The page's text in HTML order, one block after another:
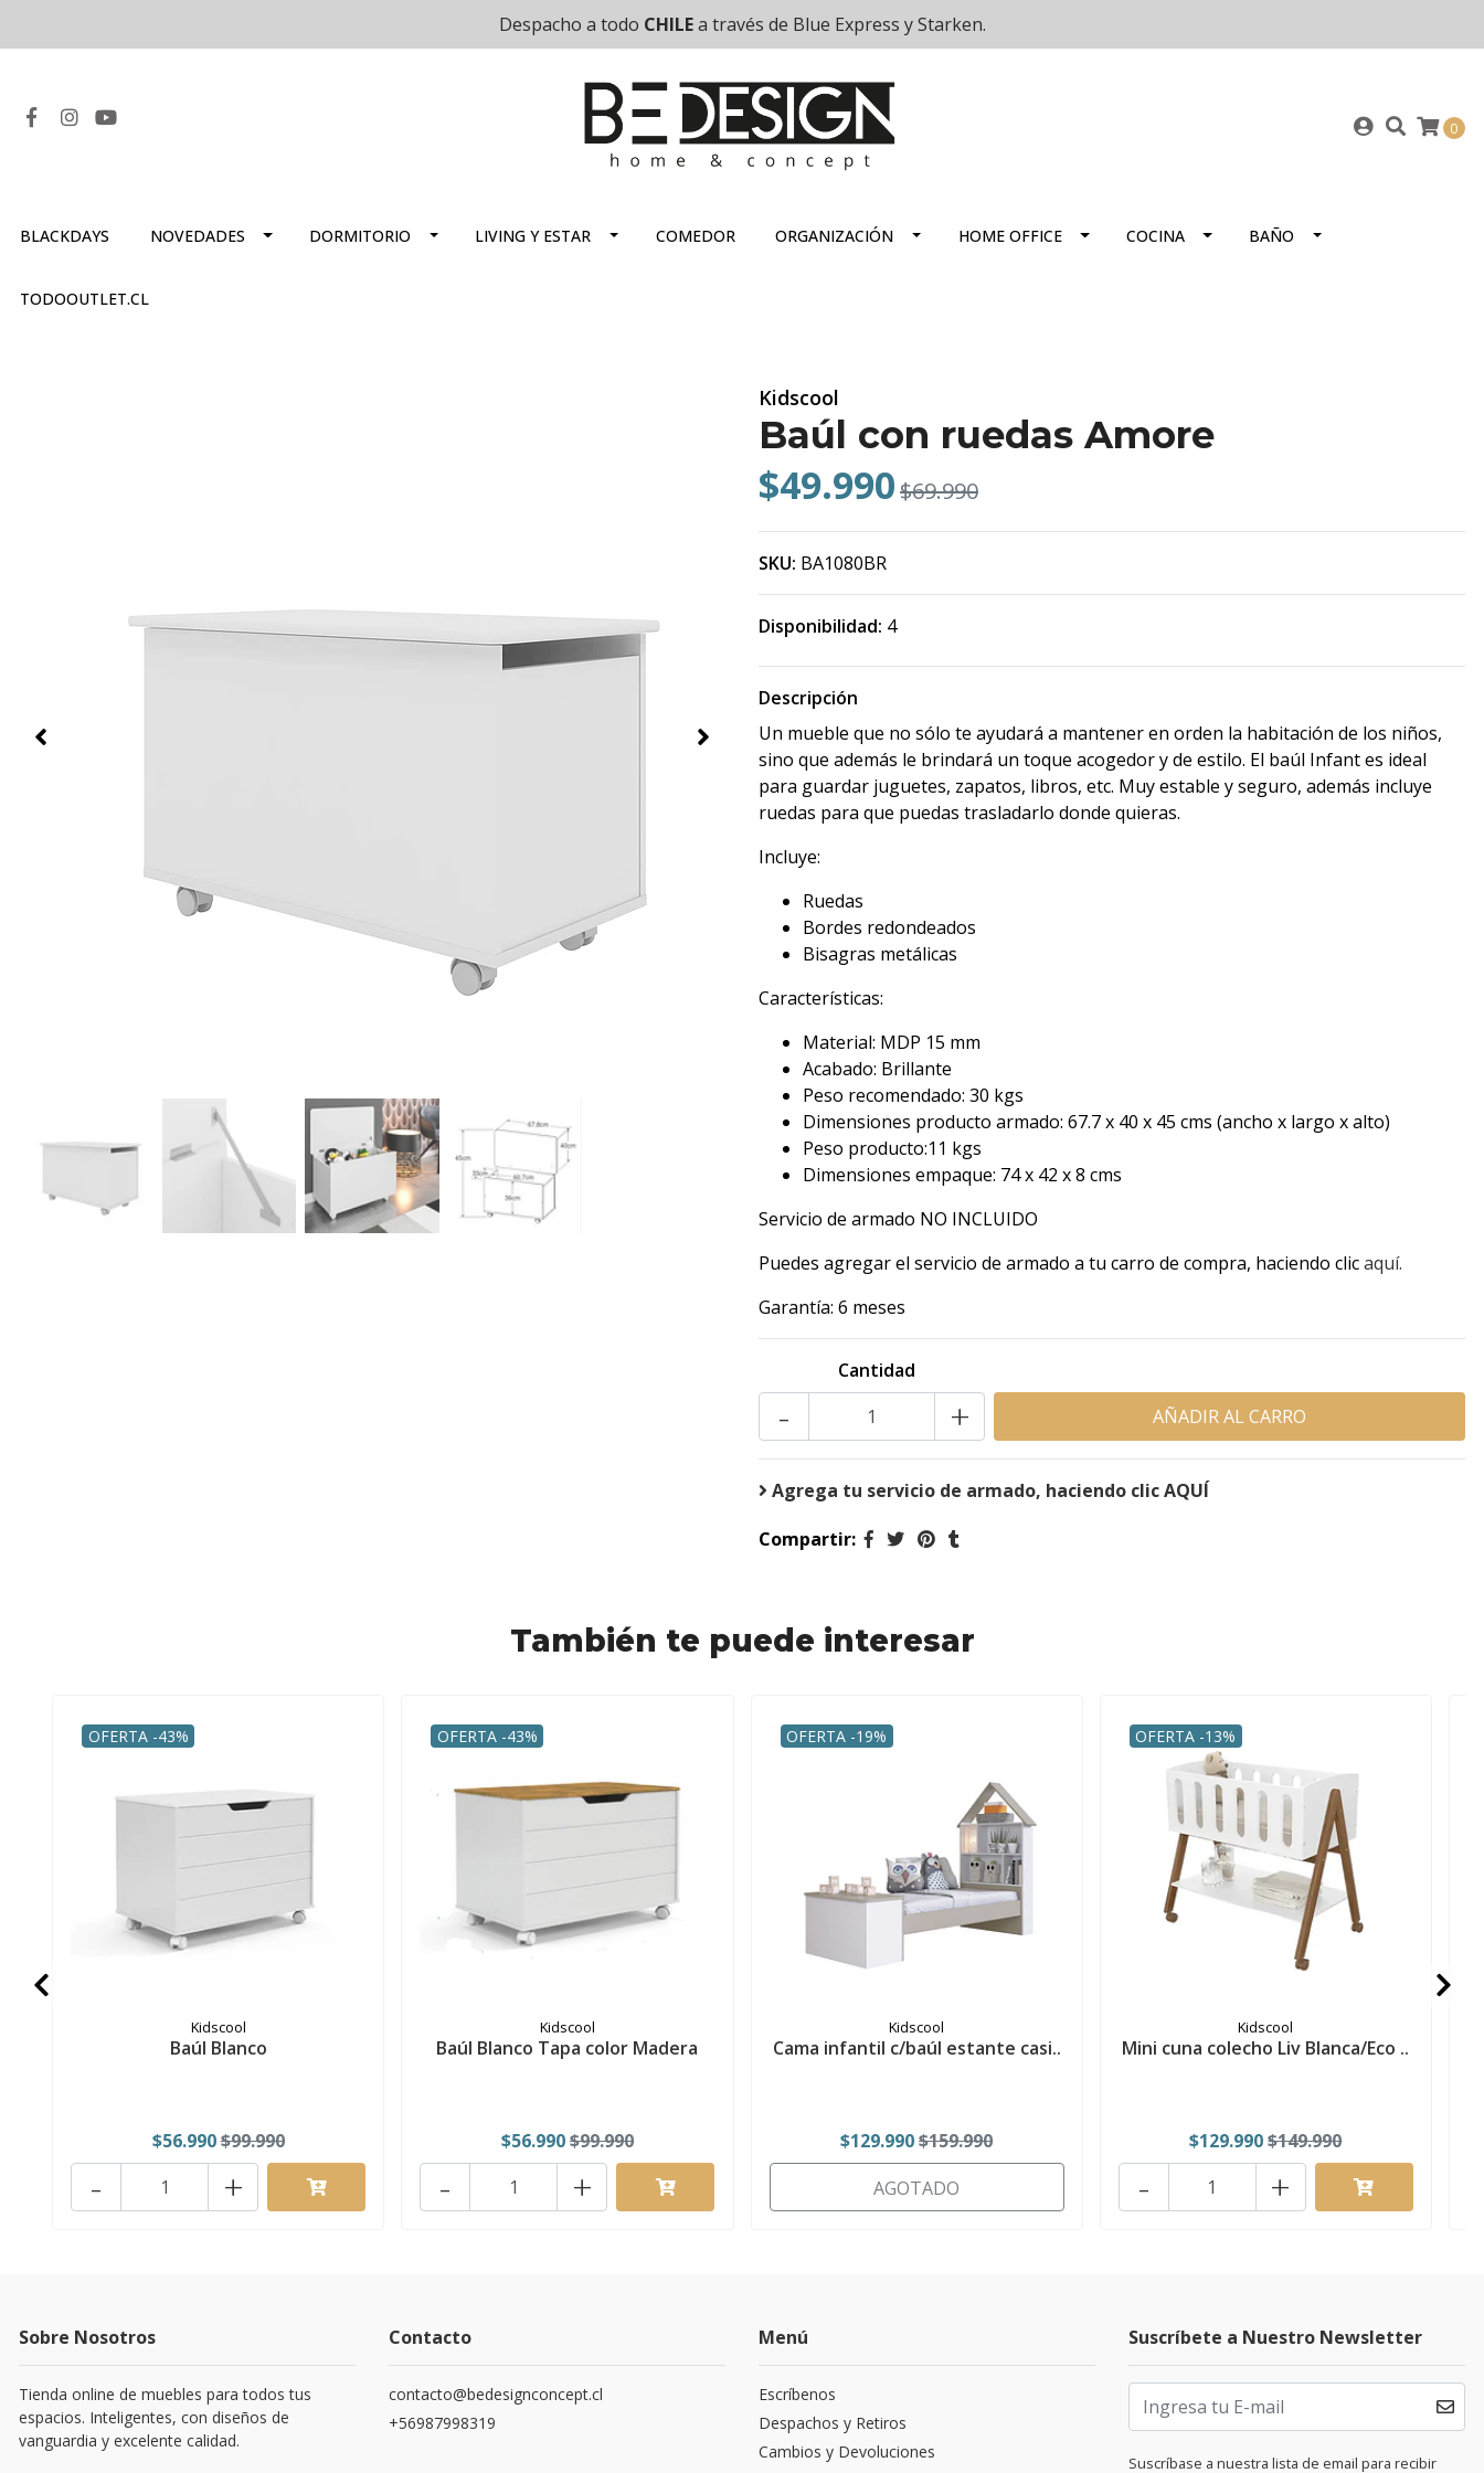
Despacho a todo CHILEa través de Blue Express y Starken.
0
BLACKDAYS NOVEDADES DORMITORIO LIVING Y ESTAR COMEDOR ORGANIZACIÓN HOME OFFICE COCINA BAÑO
TODOOUTLET.CL
Kidscool
Baúl con ruedas Amore
$49.990$69.990
SKU: BA1080BR
Disponibilidad: 4
Descripción
Un mueble que no sólo te ayudará a mantener en orden la habitación de los niños,
sino que además le brindará un toque acogedor y de estilo. El baúl Infant es ideal
para guardar juguetes, zapatos, libros, etc. Muy estable y seguro, además incluye
ruedas para que puedas trasladarlo donde quieras.
Incluye:
Ruedas
Bordes redondeados
Bisagras metálicas
Características:
Material: MDP 15 mm
Acabado: Brillante
Peso recomendado: 30 kgs
Dimensiones producto armado: 67.7 x 40 x 45 cms (ancho x largo x alto)
Peso producto:11 kgs
Dimensiones empaque: 74 x 42 x 8 cms
Servicio de armado NO INCLUIDO
Puedes agregar el servicio de armado a tu carro de compra, haciendo clicaquí.
Garantía: 6 meses
Cantidad
+
-
Agrega tu servicio de armado, haciendo clic AQUÍ
Compartir:
También te puede interesar
OFERTA -43%
Kidscool
Baúl Blanco
$56.990$99.990
+
-
OFERTA -43%
Kidscool
Baúl Blanco Tapa color Madera
$56.990$99.990
+
-
OFERTA -19%
Kidscool
Cama infantil c/baúl estante casi..
$129.990$159.990
AGOTADO
OFERTA -13%
Kidscool
Mini cuna colecho Liv Blanca/Eco ..
$129.990$149.990
+
-
Sobre Nosotros
Tienda online de muebles para todos tus
espacios. Inteligentes, con diseños de
vanguardia y excelente calidad.
Contacto
contacto@bedesignconcept.cl
+56987998319
Menú
Escríbenos
Despachos y Retiros
Cambios y Devoluciones
Suscríbete a Nuestro Newsletter
Suscríbase a nuestra lista de email para recibir